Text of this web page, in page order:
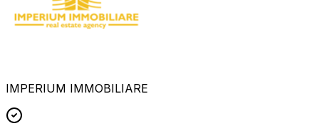
IMPERIUM IMMOBILIARE